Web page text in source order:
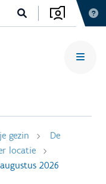
gezin
De
locatie
2026